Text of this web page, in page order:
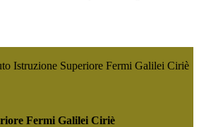
Istruzione Superiore Fermi Galilei Ciriè
Fermi Galilei Ciriè